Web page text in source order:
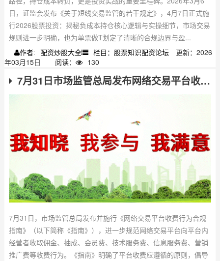
日，证监会发布《关于短线交易监管的若干规定》，4月7日正式施
行2026股票投资：揭秘负成本持仓核心逻辑与实操细节，市场交易
规则进一步明确，也为单票做T划定了清晰的合规边界与盈...
作者: 配资炒股大全 栏目：股票知识配资论坛
更新：2026
年03月15日
阅读： 130
7月31日市场监管总局发布网络交易平台收费行为合规指南，规范收费行为
7月31日，市场监管总局发布并施行《网络交易平台收费行为合规
指南》（以下简称《指南》），进一步规范网络交易平台向平台内
经营者收取佣金、抽成、会员费、技术服务费、信息服务费、营销
推广费等收费行为。《指南》明确了平台收费应遵循的原则，倡导